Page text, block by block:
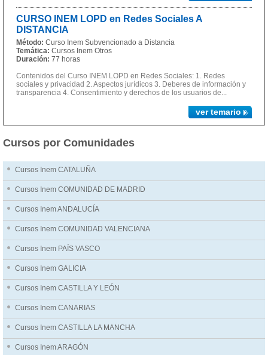
CURSO INEM LOPD en Redes Sociales A
DISTANCIA
Método: Curso Inem Subvencionado a Distancia
Temática: Cursos Inem Otros
Duración: 77 horas
Contenidos del Curso INEM LOPD en Redes Sociales: 1. Redes
sociales y privacidad 2. Aspectos jurídicos 3. Deberes de información y
transparencia 4. Consentimiento y derechos de los usuarios de...
ver temario
Cursos por Comunidades
Cursos Inem CATALUÑA
Cursos Inem COMUNIDAD DE MADRID
Cursos Inem ANDALUCÍA
Cursos Inem COMUNIDAD VALENCIANA
Cursos Inem PAÍS VASCO
Cursos Inem GALICIA
Cursos Inem CASTILLA Y LEÓN
Cursos Inem CANARIAS
Cursos Inem CASTILLA LA MANCHA
Cursos Inem ARAGÓN